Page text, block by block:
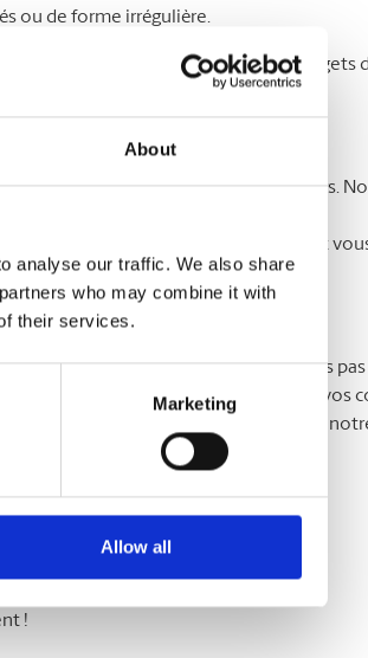
About
analyse our traffic. We also share
who may combine it with
their services.
Marketing
Allow all
ou de forme irrégulière.
à l’autre bout du pays ou des gadgets
exigent souvent des soins particuliers.
emballage dès aujourd’hui. Ils sauront
À The UPS StoreMD, nous ne prenons
passés maîtres dans la protection de vos
Protégez vos colis en souscrivant
en savoir plus !
!